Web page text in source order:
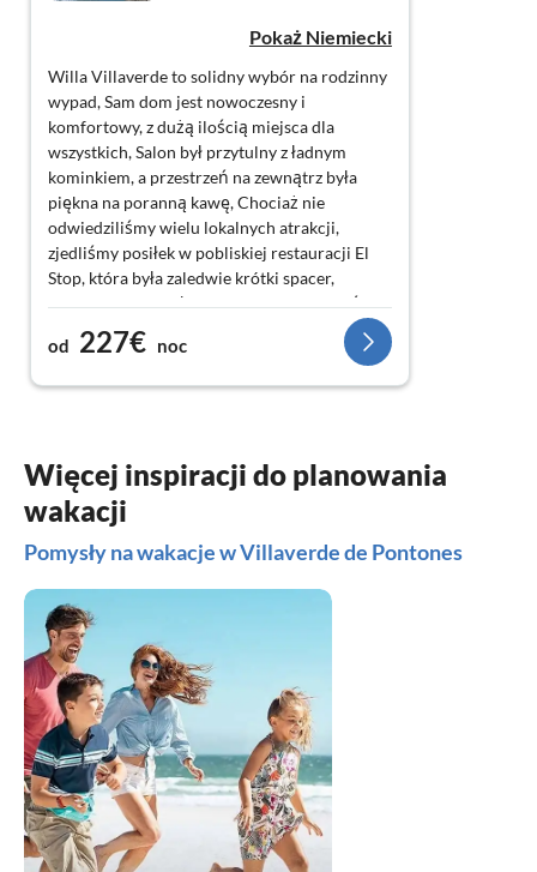
Pokaż Niemiecki
Willa Villaverde to solidny wybór na rodzinny
wypad, Sam dom jest nowoczesny i
komfortowy, z dużą ilością miejsca dla
wszystkich, Salon był przytulny z ładnym
kominkiem, a przestrzeń na zewnątrz była
piękna na poranną kawę, Chociaż nie
odwiedziliśmy wielu lokalnych atrakcji,
zjedliśmy posiłek w pobliskiej restauracji El
Stop, która była zaledwie krótki spacer,
Zameldowanie było proste, a my doceniliśmy
cichą okolicę, Praktyczna opcja na rodzinne
wakacje
od 227€ noc
Więcej inspiracji do planowania
wakacji
Pomysły na wakacje w Villaverde de Pontones